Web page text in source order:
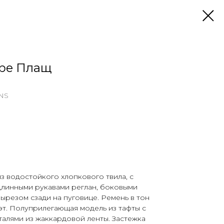
Плащ
хлопкового твила, с
рукавами реглан, боковыми
сзади на пуговице. Ремень в тон
Полуприлегающая модель из тафты с
из жаккардовой ленты. Застежка